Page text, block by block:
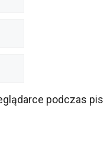
podczas